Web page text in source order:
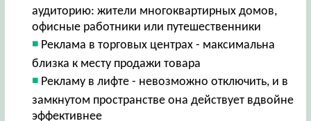
аудиторию: жители многоквартирных домов,
офисные работники или путешественники
Реклама в торговых центрах - максимальна
близка к месту продажи товара
Рекламу в лифте - невозможно отключить, и в
замкнутом пространстве она действует вдвойне
эффективнее